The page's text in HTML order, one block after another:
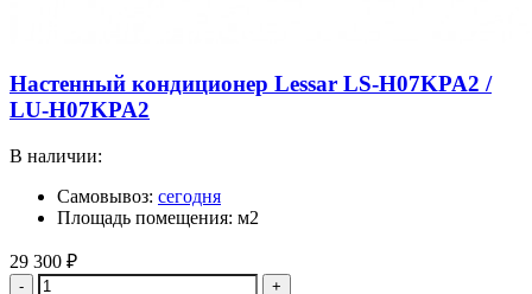
Настенный кондиционер Lessar LS-H07KPA2 /
LU-H07KPA2
В наличии:
Самовывоз: сегодня
Площадь помещения: м2
29 300 ₽
Количество